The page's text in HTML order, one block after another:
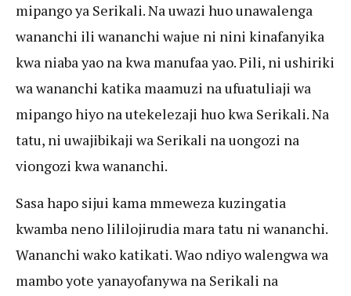
mipango ya Serikali. Na uwazi huo unawalenga
wananchi ili wananchi wajue ni nini kinafanyika
kwa niaba yao na kwa manufaa yao. Pili, ni ushiriki
wa wananchi katika maamuzi na ufuatuliaji wa
mipango hiyo na utekelezaji huo kwa Serikali. Na
tatu, ni uwajibikaji wa Serikali na uongozi na
viongozi kwa wananchi.
Sasa hapo sijui kama mmeweza kuzingatia
kwamba neno lililojirudia mara tatu ni wananchi.
Wananchi wako katikati. Wao ndiyo walengwa wa
mambo yote yanayofanywa na Serikali na